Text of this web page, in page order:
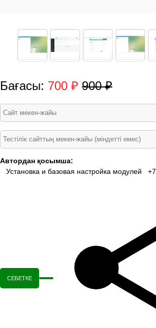
Бағасы: 700 ₽ 900 ₽
Автордан қосымша:
Установка и базовая настройка модулей
СЕБЕТКЕ